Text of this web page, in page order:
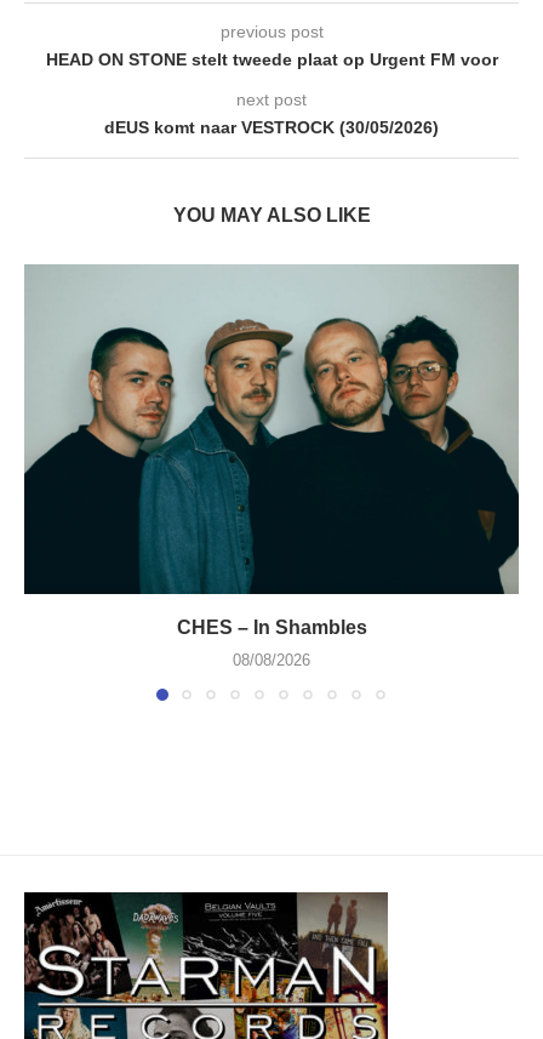
previous post
HEAD ON STONE stelt tweede plaat op Urgent FM voor
next post
dEUS komt naar VESTROCK (30/05/2026)
YOU MAY ALSO LIKE
CHES – In Shambles
08/08/2026